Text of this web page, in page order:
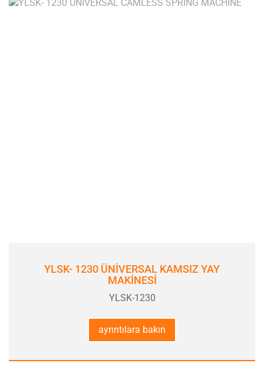
YLSK- 1230 ÜNİVERSAL KAMSIZ YAY
MAKİNESİ
YLSK-1230
ayrıntılara bakın